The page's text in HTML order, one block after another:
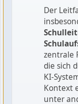
Der
zentrale
die sich
KI-
Kontext
unter